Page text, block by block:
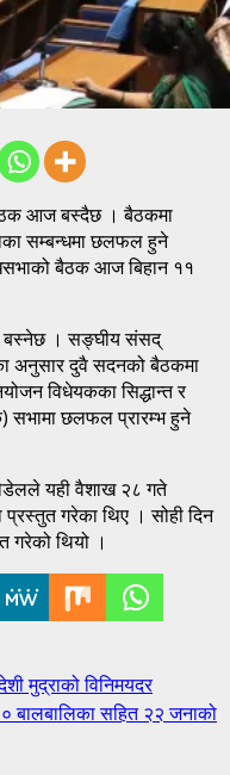
आज बस्दैछ । बैठकमा
सम्बन्धमा छलफल हुने
बैठक आज बिहान ११
बस्नेछ । सङ्घीय संसद्
अनुसार दुवै सदनको बैठकमा
विधेयकका सिद्धान्त र
सभामा छलफल प्रारम्भ हुने
यही वैशाख २८ गते
प्रस्तुत गरेका थिए । सोही दिन
गरेको थियो ।
मुद्राको विनिमयदर
बालबालिका सहित २२ जनाको